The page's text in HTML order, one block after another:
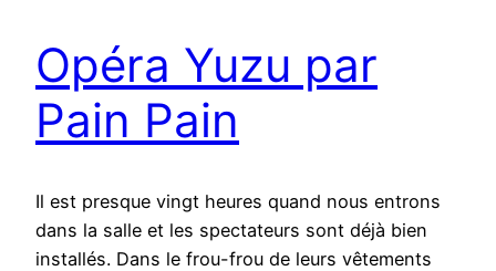
Opéra Yuzu par
Pain Pain
Il est presque vingt heures quand nous entrons
dans la salle et les spectateurs sont déjà bien
installés. Dans le frou-frou de leurs vêtements